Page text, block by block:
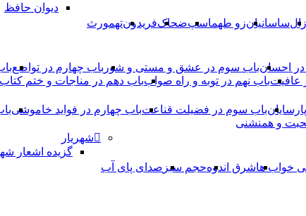
زالساسانیانزو طهماسپ‏ضحاکفریدونتهمورث
دیوان حافظ
احسانباب سوم در عشق و مستی و شور باب چهارم در تواضع
عافیتباب نهم در توبه و راه صوابباب دهم در مناجات و ختم کتاب
باب سوم در فضیلت قناعتباب چهارم در فواید خاموشى
و همنشنى
خواب هاشرق اندوهحجم سبز صدای پای آب
شهریار
گزیده اشعار